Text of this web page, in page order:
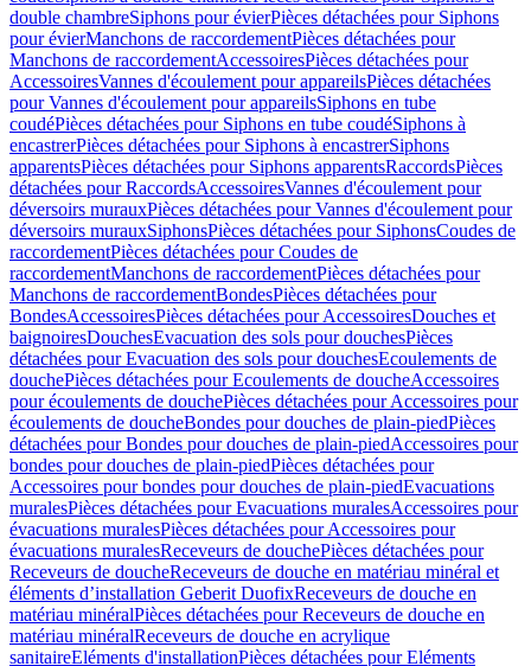
double chambreSiphons pour évierPièces détachées pour Siphons
pour évierManchons de raccordementPièces détachées pour
Manchons de raccordementAccessoiresPièces détachées pour
AccessoiresVannes d'écoulement pour appareilsPièces détachées
pour Vannes d'écoulement pour appareilsSiphons en tube
coudéPièces détachées pour Siphons en tube coudéSiphons à
encastrerPièces détachées pour Siphons à encastrerSiphons
apparentsPièces détachées pour Siphons apparentsRaccordsPièces
détachées pour RaccordsAccessoiresVannes d'écoulement pour
déversoirs murauxPièces détachées pour Vannes d'écoulement pour
déversoirs murauxSiphonsPièces détachées pour SiphonsCoudes de
raccordementPièces détachées pour Coudes de
raccordementManchons de raccordementPièces détachées pour
Manchons de raccordementBondesPièces détachées pour
BondesAccessoiresPièces détachées pour AccessoiresDouches et
baignoiresDouchesEvacuation des sols pour douchesPièces
détachées pour Evacuation des sols pour douchesEcoulements de
douchePièces détachées pour Ecoulements de doucheAccessoires
pour écoulements de douchePièces détachées pour Accessoires pour
écoulements de doucheBondes pour douches de plain-piedPièces
détachées pour Bondes pour douches de plain-piedAccessoires pour
bondes pour douches de plain-piedPièces détachées pour
Accessoires pour bondes pour douches de plain-piedEvacuations
muralesPièces détachées pour Evacuations muralesAccessoires pour
évacuations muralesPièces détachées pour Accessoires pour
évacuations muralesReceveurs de douchePièces détachées pour
Receveurs de doucheReceveurs de douche en matériau minéral et
éléments d’installation Geberit DuofixReceveurs de douche en
matériau minéralPièces détachées pour Receveurs de douche en
matériau minéralReceveurs de douche en acrylique
sanitaireEléments d'installationPièces détachées pour Eléments